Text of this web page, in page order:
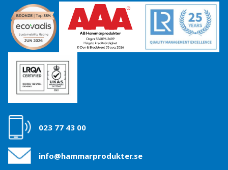
023 77 43 00
info@hammarprodukter.se